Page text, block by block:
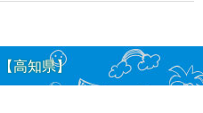
高知県】